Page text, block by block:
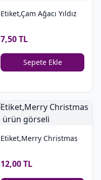
Etiket,Çam Ağacı Yıldız
7,50 TL
Sepete Ekle
Etiket,Merry Christmas
12,00 TL